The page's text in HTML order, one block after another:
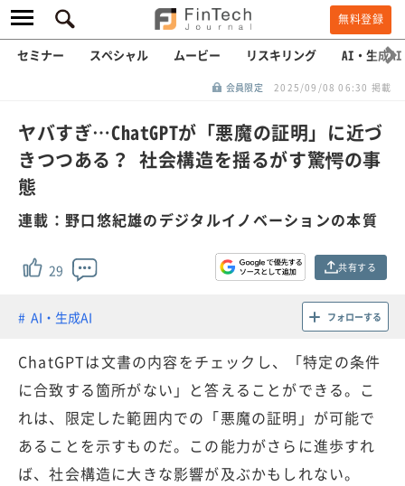
無料登録
セミナー スペシャル ムービー リスキリング AI・生成AI
会員限定 2025/09/08 06:30 掲載
ヤバすぎ…ChatGPTが「悪魔の証明」に近づ
きつつある？ 社会構造を揺るがす驚愕の事
態
連載：野口悠紀雄のデジタルイノベーションの本質
29 共有する
AI・生成AI フォローする
ChatGPTは文書の内容をチェックし、「特定の条件
に合致する箇所がない」と答えることができる。こ
れは、限定した範囲内での「悪魔の証明」が可能で
あることを示すものだ。この能力がさらに進歩すれ
ば、社会構造に大きな影響が及ぶかもしれない。